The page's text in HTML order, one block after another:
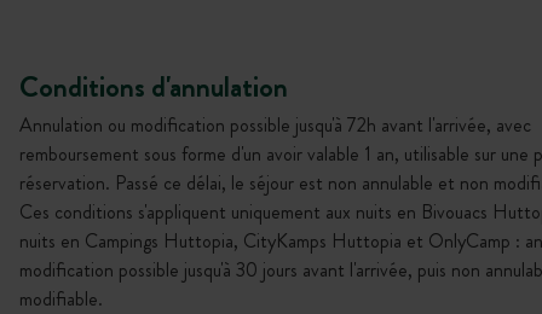
Conditions d'annulation
Annulation ou modification possible jusqu'à 72h avant l'arrivée, avec
remboursement sous forme d'un avoir valable 1 an, utilisable sur une
réservation. Passé ce délai, le séjour est non annulable et non
Ces conditions s'appliquent uniquement aux nuits en Bivouacs
nuits en Campings Huttopia, CityKamps Huttopia et OnlyCamp :
modification possible jusqu'à 30 jours avant l'arrivée, puis non
modifiable.